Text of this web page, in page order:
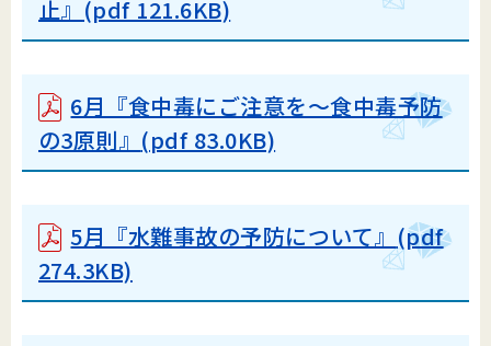
止』 (pdf 121.6KB)
6月『食中毒にご注意を～食中毒予防
の3原則』 (pdf 83.0KB)
5月『水難事故の予防について』 (pdf
274.3KB)